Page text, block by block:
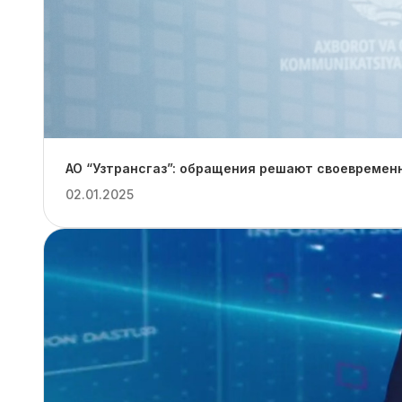
АО “Узтрансгаз”: обращения решают
02.01.2025